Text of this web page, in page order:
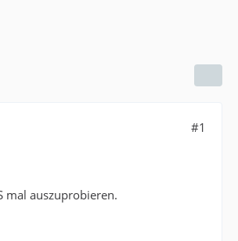
#1
mal auszuprobieren.